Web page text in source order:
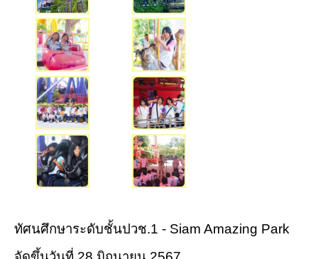
ทัศนศึกษาระดับชั้นปวช.1 - Siam Amazing Park